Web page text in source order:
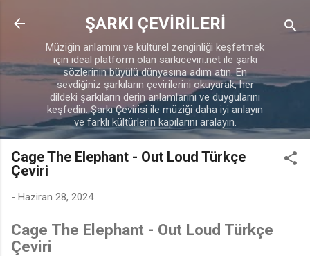
Ana içeriğe atla
ŞARKI ÇEVİRİLERİ
Müziğin anlamını ve kültürel zenginliği keşfetmek
için ideal platform olan sarkiceviri.net ile şarkı
sözlerinin büyülü dünyasına adım atın. En
sevdiğiniz şarkıların çevirilerini okuyarak, her
dildeki şarkıların derin anlamlarını ve duygularını
keşfedin. Şarkı Çevirisi ile müziği daha iyi anlayın
ve farklı kültürlerin kapılarını aralayın.
Cage The Elephant - Out Loud Türkçe
Çeviri
- Haziran 28, 2024
Cage The Elephant - Out Loud Türkçe
Çeviri